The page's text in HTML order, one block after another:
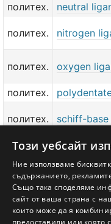
политех. neutral
политех. nitrogen
политех. oxygen
политех.
политех. schiff-base
политех. sulphur
политех.
unidentate
добави
Този уебсайт
Ние използваме
съдържанието,
Също така споделяме
сайт от ваша страна с
които може да я
предоставили или която